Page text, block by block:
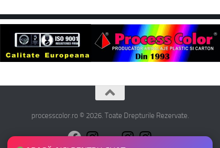
processcolor.ro © 2026. Toate Drepturile Rezervate.